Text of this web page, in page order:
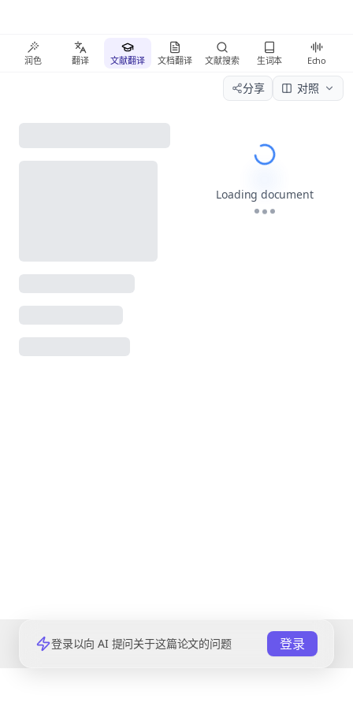
润色 翻译 文献翻译 文档翻译 文献搜索 生词本 Echo
分享 对照
登录以向 AI 提问关于这篇论文的问题 登录
Loading document
Please wait